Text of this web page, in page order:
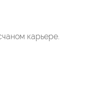
карьере.